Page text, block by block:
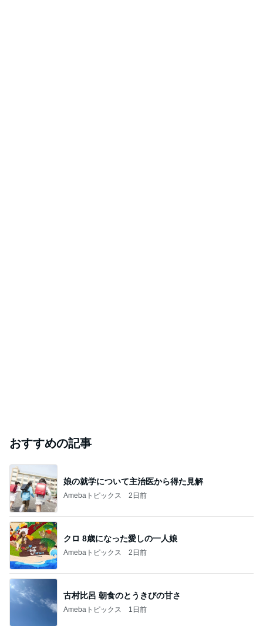
おすすめの記事
娘の就学について主治医から得た見解
Amebaトピックス 2日前
クロ 8歳になった愛しの一人娘
Amebaトピックス 2日前
古村比呂 朝食のとうきびの甘さ
Amebaトピックス 1日前